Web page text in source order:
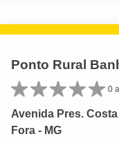
Ponto Rural
0
Avenida Pres.
Fora - MG